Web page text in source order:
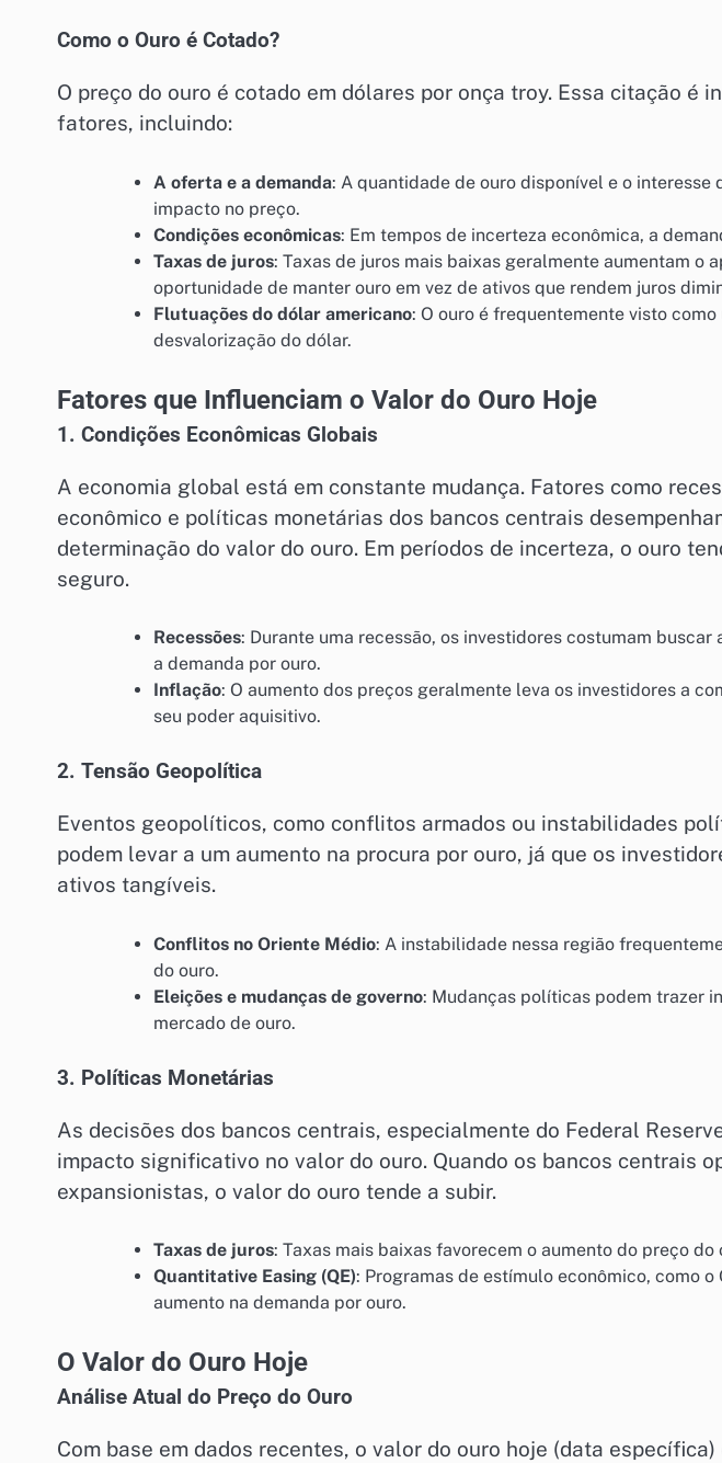
Como o Ouro é Cotado?
O preço do ouro é cotado em dólares por onça troy. Essa citação é
fatores, incluindo:
A oferta e a demanda: A quantidade de ouro disponível e o interesse
impacto no preço.
Condições econômicas: Em tempos de incerteza econômica, a
Taxas de juros: Taxas de juros mais baixas geralmente aumentam o
oportunidade de manter ouro em vez de ativos que rendem juros
Flutuações do dólar americano: O ouro é frequentemente visto
desvalorização do dólar.
Fatores que Influenciam o Valor do Ouro Hoje
1. Condições Econômicas Globais
A economia global está em constante mudança. Fatores como
econômico e políticas monetárias dos bancos centrais
determinação do valor do ouro. Em períodos de incerteza, o ouro
seguro.
Recessões: Durante uma recessão, os investidores costumam buscar
a demanda por ouro.
Inflação: O aumento dos preços geralmente leva os investidores a
seu poder aquisitivo.
2. Tensão Geopolítica
Eventos geopolíticos, como conflitos armados ou instabilidades
podem levar a um aumento na procura por ouro, já que os
ativos tangíveis.
Conflitos no Oriente Médio: A instabilidade nessa região
do ouro.
Eleições e mudanças de governo: Mudanças políticas podem trazer
mercado de ouro.
3. Políticas Monetárias
As decisões dos bancos centrais, especialmente do Federal
impacto significativo no valor do ouro. Quando os bancos centrais
expansionistas, o valor do ouro tende a subir.
Taxas de juros: Taxas mais baixas favorecem o aumento do preço do
Quantitative Easing (QE): Programas de estímulo econômico, como
aumento na demanda por ouro.
O Valor do Ouro Hoje
Análise Atual do Preço do Ouro
Com base em dados recentes, o valor do ouro hoje (data